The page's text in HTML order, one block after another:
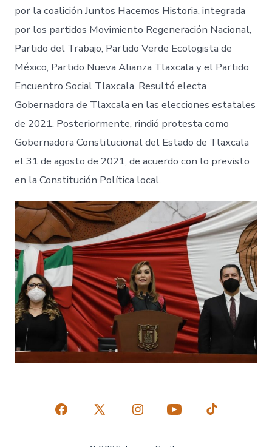
por la coalición Juntos Hacemos Historia, integrada
por los partidos Movimiento Regeneración Nacional,
Partido del Trabajo, Partido Verde Ecologista de
México, Partido Nueva Alianza Tlaxcala y el Partido
Encuentro Social Tlaxcala. Resultó electa
Gobernadora de Tlaxcala en las elecciones estatales
de 2021. Posteriormente, rindió protesta como
Gobernadora Constitucional del Estado de Tlaxcala
el 31 de agosto de 2021, de acuerdo con lo previsto
en la Constitución Política local.
Abrir
Abrir
Abrir
Abrir
Abrir